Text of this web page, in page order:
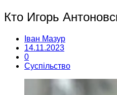
Кто Игорь
Іван Мазур
14.11.2023
0
Суспільство